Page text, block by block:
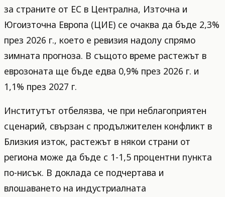
за страните от ЕС в Централна, Източна и
Югоизточна Европа (ЦИЕ) се очаква да бъде 2,3%
през 2026 г., което е ревизия надолу спрямо
зимната прогноза. В същото време растежът в
еврозоната ще бъде едва 0,9% през 2026 г. и
1,1% през 2027 г.
Институтът отбелязва, че при неблагоприятен
сценарий, свързан с продължителен конфликт в
Близкия изток, растежът в някои страни от
региона може да бъде с 1-1,5 процентни пункта
по-нисък. В доклада се подчертава и
влошаването на индустриалната